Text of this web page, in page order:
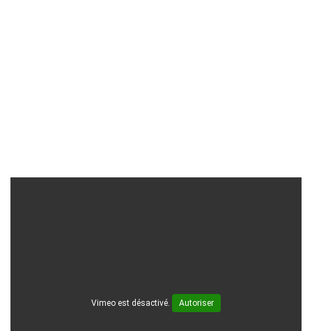
Vimeo est désactivé. Autoriser